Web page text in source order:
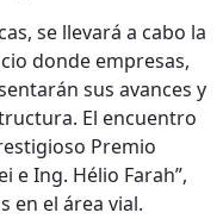
se llevará a cabo la
donde empresas,
sus avances y
El encuentro
Premio
e Ing. Hélio Farah”,
en el área vial.